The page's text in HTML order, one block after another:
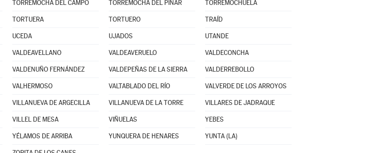
TORREMOCHA DEL CAMPO TORREMOCHA DEL PINAR TORREMOCHUELA
TORTUERA TORTUERO TRAÍD
UCEDA UJADOS UTANDE
VALDEAVELLANO VALDEAVERUELO VALDECONCHA
VALDENUÑO FERNÁNDEZ VALDEPEÑAS DE LA SIERRA VALDERREBOLLO
VALHERMOSO VALTABLADO DEL RÍO VALVERDE DE LOS ARROYOS
VILLANUEVA DE ARGECILLA VILLANUEVA DE LA TORRE VILLARES DE JADRAQUE
VILLEL DE MESA VIÑUELAS YEBES
YÉLAMOS DE ARRIBA YUNQUERA DE HENARES YUNTA (LA)